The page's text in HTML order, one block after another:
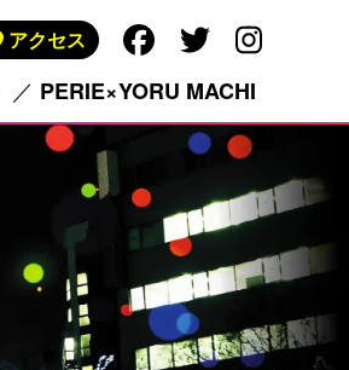
アクセス
PERIE×YORU MACHI